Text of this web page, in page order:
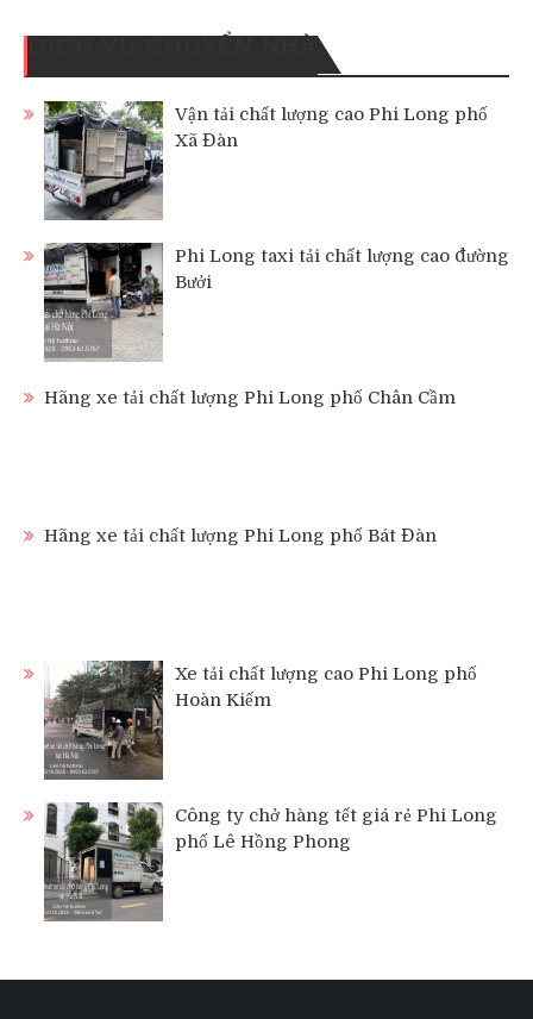
DỊCH VỤ CHUYỂN NHÀ
Vận tải chất lượng cao Phi Long phố
Xã Đàn
Phi Long taxi tải chất lượng cao đường
Bưởi
Hãng xe tải chất lượng Phi Long phố Chân Cầm
Hãng xe tải chất lượng Phi Long phố Bát Đàn
Xe tải chất lượng cao Phi Long phố
Hoàn Kiếm
Công ty chở hàng tết giá rẻ Phi Long
phố Lê Hồng Phong